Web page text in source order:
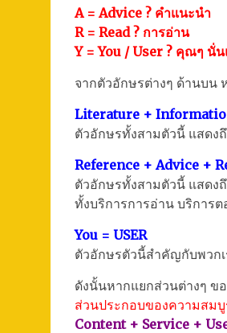
A = Advice ? คำแนะนำ
R = Read ? การอ่าน
Y = You / User ? คุณๆ นั่
จากตัวอักษรต่างๆ ด้านบน
Literature +
ตัวอักษรทั้งสามตัวนี้ แสดง
Reference + Advice +
ตัวอักษรทั้งสามตัวนี้ แสดง
ทั้งบริการการอ่าน บริการ
You = USER
ตัวอักษรตัวนี้สำคัญกับพวก
ดังนั้นหากแยกส่วนต่างๆ ข
ส่วนประกอบของความสม
Content + Service +